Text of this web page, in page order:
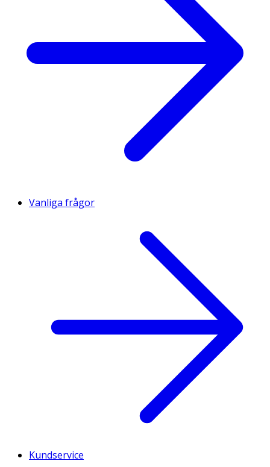
Vanliga frågor
Kundservice